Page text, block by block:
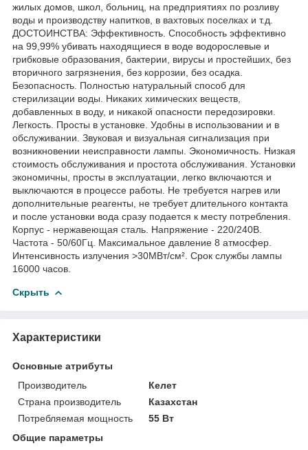
жилых домов, школ, больниц, на предприятиях по розливу
воды и производству напитков, в вахтовых поселках и т.д.
ДОСТОИНСТВА: Эффективность. Способность эффективно
на 99,99% убивать находящиеся в воде водорослевые и
грибковые образования, бактерии, вирусы и простейших, без
вторичного загрязнения, без коррозии, без осадка.
Безопасность. Полностью натуральный способ для
стерилизации воды. Никаких химических веществ,
добавленных в воду, и никакой опасности передозировки.
Легкость. Просты в установке. Удобны в использовании и в
обслуживании. Звуковая и визуальная сигнализация при
возникновении неисправности лампы. Экономичность. Низкая
стоимость обслуживания и простота обслуживания. Установки
экономичны, просты в эксплуатации, легко включаются и
выключаются в процессе работы. Не требуется нагрев или
дополнительные реагенты, не требует длительного контакта
и после установки вода сразу подается к месту потребления.
Корпус - нержавеющая сталь. Напряжение - 220/240В.
Частота - 50/60Гц. Максимальное давление 8 атмосфер.
Интенсивность излучения >30МВт/см². Срок службы лампы
16000 часов.
Скрыть
Характеристики
Основные атрибуты
Производитель
Келет
Страна производитель
Казахстан
Потребляемая мощность
55 Вт
Общие параметры